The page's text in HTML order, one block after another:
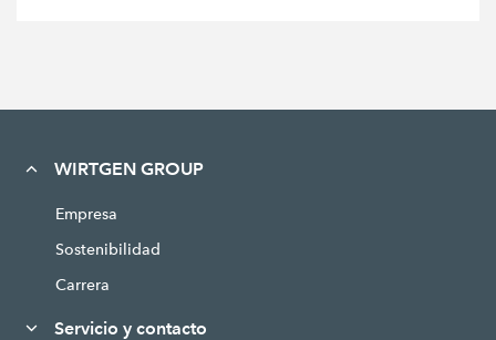
WIRTGEN GROUP
Empresa
Sostenibilidad
Carrera
Servicio y contacto